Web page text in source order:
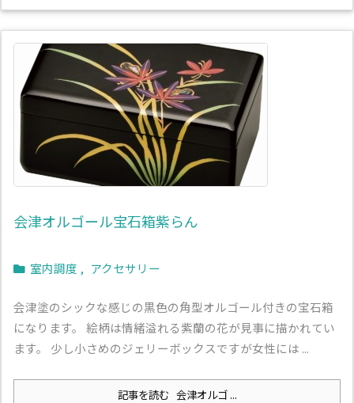
会津オルゴール宝石箱紫らん
室内調度 , アクセサリー
会津塗のシックな感じの黒色の角型オルゴール付きの宝石箱
になります。 絵柄は情緒溢れる紫蘭の花が見事に描かれてい
ます。 少し小さめのジェリーボックスですが女性には ...
記事を読む 会津オルゴ ...